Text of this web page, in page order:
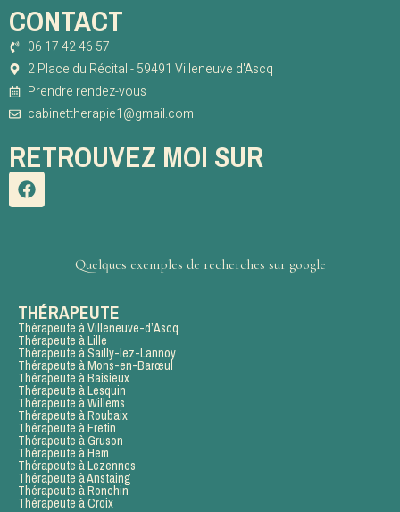
CONTACT
06 17 42 46 57
2 Place du Récital - 59491 Villeneuve d'Ascq
Prendre rendez-vous
cabinettherapie1@gmail.com
RETROUVEZ MOI SUR
Quelques exemples de recherches sur google
THÉRAPEUTE
Thérapeute à Villeneuve-d’Ascq
Thérapeute à Lille
Thérapeute à Sailly-lez-Lannoy
Thérapeute à Mons-en-Barœul
Thérapeute à Baisieux
Thérapeute à Lesquin
Thérapeute à Willems
Thérapeute à Roubaix
Thérapeute à Fretin
Thérapeute à Gruson
Thérapeute à Hem
Thérapeute à Lezennes
Thérapeute à Anstaing
Thérapeute à Ronchin
Thérapeute à Croix